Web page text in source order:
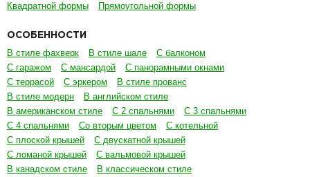
Квадратной формы
Прямоугольной формы
ОСОБЕННОСТИ
В стиле фахверк В стиле шале
С балконом
С гаражом
С мансардой
С панорамными окнами
С террасой
С эркером
В стиле прованс
В стиле модерн
В английском стиле
В американском стиле
С 2 спальнями
С 3 спальнями
С 4 спальнями
Со вторым цветом
С котельной
С плоской крышей
С двускатной крышей
С ломаной крышей
С вальмовой крышей
В канадском стиле
В классическом стиле